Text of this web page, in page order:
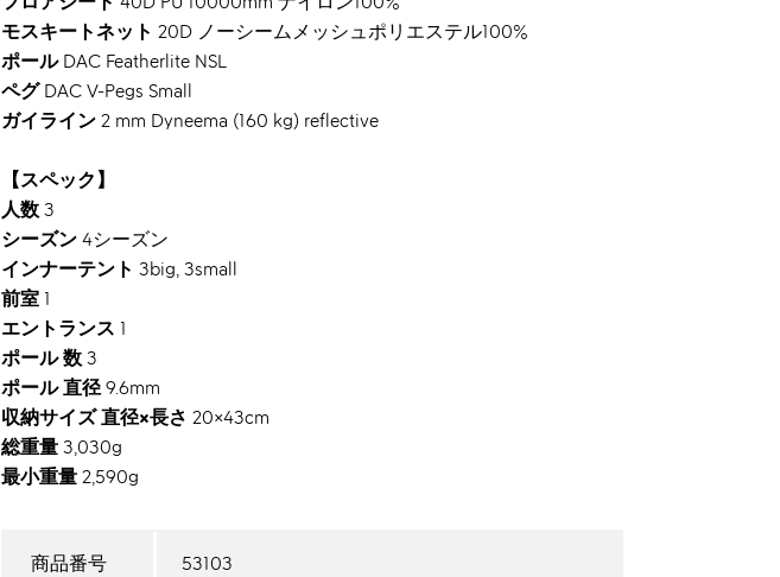
モスキートネット 20D ノーシームメッシュポリエステル100%
ポールDAC Featherlite NSL
ペグDAC V-Pegs Small
ガイライン 2 mm Dyneema (160 kg) reflective
【スペック】
人数 3
シーズン 4シーズン
インナーテント 3big, 3small
前室 1
エントランス 1
ポール 数 3
ポール 直径9.6mm
収納サイズ 直径×長さ 20×43cm
総重量 3,030g
最小重量 2,590g
商品番号 53103